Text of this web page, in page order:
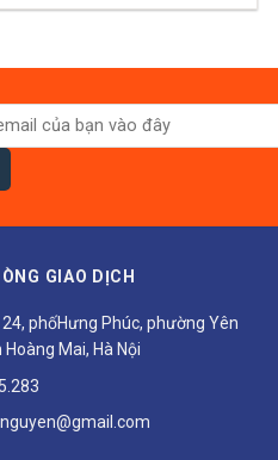
0
5
GIAO DỊCH
phốHưng Phúc, phường Yên
Hoàng Mai, Hà Nội